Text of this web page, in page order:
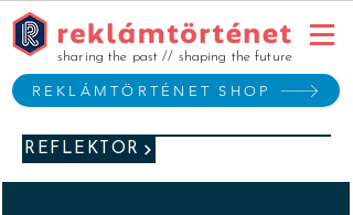
REKLÁMTÖRTÉNET SHOP
sharing the past // shaping the future
REFLEKTOR